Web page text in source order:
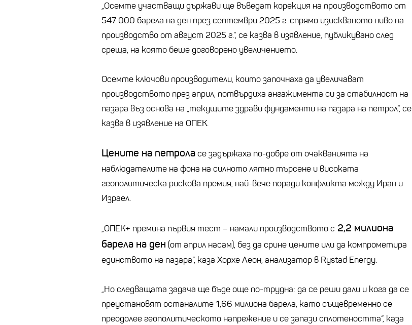
„Осемте участващи държави ще въведат корекция на производството от
547 000 барела на ден през септември 2025 г. спрямо изискваното ниво на
производство от август 2025 г.“, се казва в изявление, публикувано след
среща, на която беше договорено увеличението.
Осемте ключови производители, които започнаха да увеличават
производството през април, потвърдиха ангажимента си за стабилност на
пазара въз основа на „текущите здрави фундаменти на пазара на петрол“, се
казва в изявление на ОПЕК.
Цените на петроласе задържаха по-добре от очакванията на
наблюдателите на фона на силното лятно търсене и високата
геополитическа рискова премия, най-вече поради конфликта между Иран и
Израел.
„ОПЕК+ премина първия тест – намали производството с 2,2 милиона
барела на ден (от април насам), без да срине цените или да компрометира
единството на пазара“, каза Хорхе Леон, анализатор в Rystad Energy.
„Но следващата задача ще бъде още по-трудна: да се реши дали и кога да се
преустановят останалите 1,66 милиона барела, като същевременно се
преодолее геополитическото напрежение и се запази сплотеността“, каза